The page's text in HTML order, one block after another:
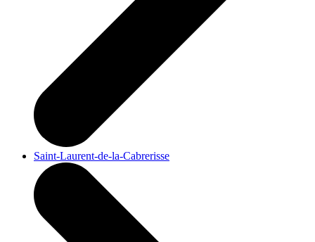
Saint-Laurent-de-la-Cabrerisse